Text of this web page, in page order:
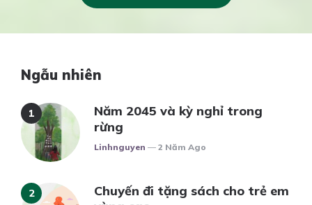
Ngẫu nhiên
Năm 2045 và kỳ nghỉ trong
rừng
Posted
Linhnguyen 2 Năm Ago
Chuyến đi tặng sách cho trẻ em